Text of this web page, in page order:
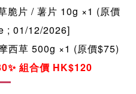
脆片 / 薯片 10g ×1 (原價
; 01/12/2026]
西草 500g ×1 (原價$75)
✨ 組合價 HK$120